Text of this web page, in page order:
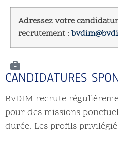
Adressez votre
recrutement :
CANDIDATURES
BvDIM recrute
pour des missions
durée. Les profils